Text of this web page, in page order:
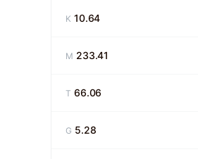
10.64
K
233.41
M
66.06
T
5.28
G